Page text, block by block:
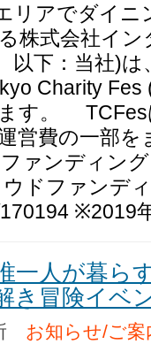
リアでダイ
株式会社イ
以下：当社)
Charity
す。 TCFes
営費の一部
ァンディン
ドファンデ
※2019
一人が暮ら
き冒険イベ
お知らせ/ご案